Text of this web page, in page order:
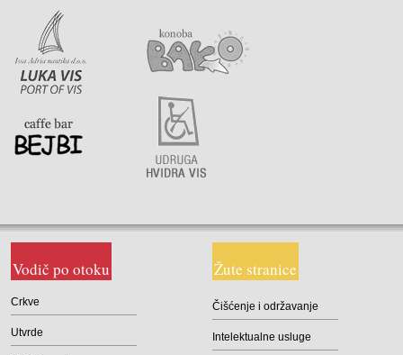
Vodič po otoku
Crkve
Utvrde
Žute stranice
Čišćenje i održavanje
Intelektualne usluge